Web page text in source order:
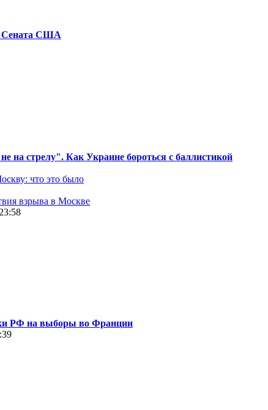
Сената США
на стрелу". Как Украине бороться с баллистикой
что это было
взрыва в Москве
РФ на выборы во Франции